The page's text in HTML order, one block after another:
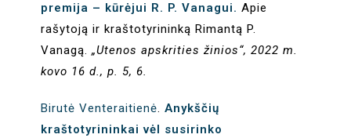
premija – kūrėjui R. P. Vanagui. Apie
rašytoją ir kraštotyrininką Rimantą P.
Vanagą.„Utenos apskrities žinios“, 2022 m.
kovo 16 d., p. 5, 6.
Birutė Venteraitienė.Anykščių
kraštotyrininkai vėl susirinko